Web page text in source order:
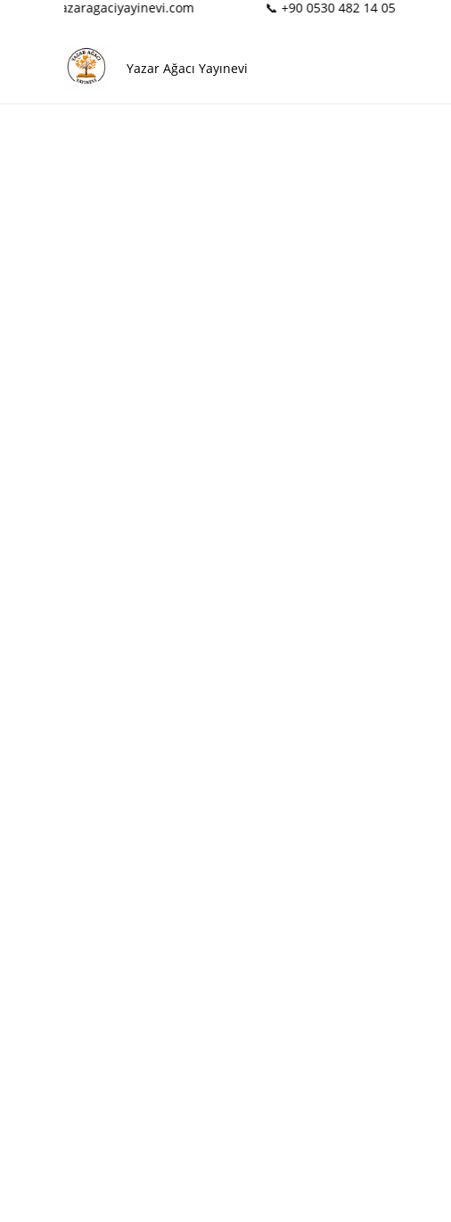
📞 +90 0530 482 14 05
Yazar Ağacı Yayınevi